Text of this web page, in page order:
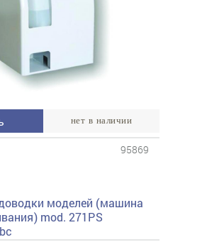
нет в наличии
95869
моделей (машина
mod. 271PS